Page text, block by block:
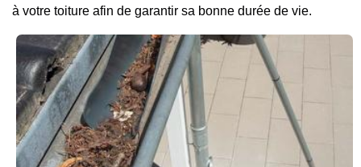
à votre toiture afin de garantir sa bonne durée de vie.